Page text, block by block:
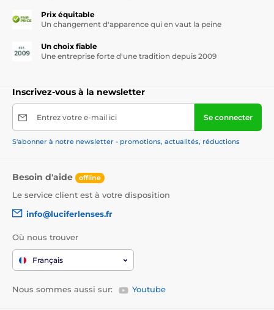
Prix équitable
Un changement d'apparence qui en vaut la peine
Un choix fiable
Une entreprise forte d'une tradition depuis 2009
Inscrivez-vous à la newsletter
Entrez votre e-mail ici Se connecter
S'abonner à notre newsletter - promotions, actualités, réductions
Besoin d'aide offline
Le service client est à votre disposition
info@luciferlenses.fr
Où nous trouver
Français
Nous sommes aussi sur: Youtube